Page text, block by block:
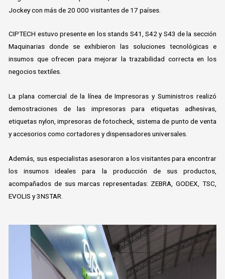
Jockey con más de 20 000 visitantes de 17 países.
CIPTECH estuvo presente en los stands S41, S42 y S43 de la sección
Maquinarias donde se exhibieron las soluciones tecnológicas e
insumos que ofrecen para mejorar la trazabilidad correcta en los
negocios textiles.
La plana comercial de la línea de Impresoras y Suministros realizó
demostraciones de las impresoras para etiquetas adhesivas,
etiquetas nylon, impresoras de fotocheck, sistema de punto de venta
y accesorios como cortadores y dispensadores universales.
Además, sus especialistas asesoraron a los visitantes para encontrar
los insumos ideales para la producción de sus productos,
acompañados de sus marcas representadas: ZEBRA, GODEX, TSC,
EVOLIS y 3NSTAR.